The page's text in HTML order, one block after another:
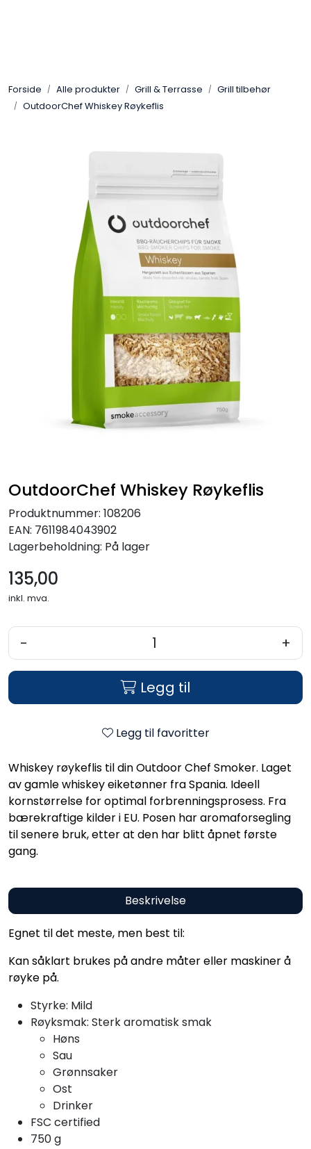
Forside Alle produkter Grill & Terrasse
Grill tilbehør
OutdoorChef Whiskey Røykeflis
OutdoorChef Whiskey Røykeflis
Produktnummer: 108206
EAN: 7611984043902
Lagerbeholdning: På lager
135,00
inkl. mva.
- +
Legg til
Legg til favoritter
Whiskey røykeflis til din Outdoor Chef Smoker. Laget
av gamle whiskey eiketønner fra Spania. Ideell
kornstørrelse for optimal forbrenningsprosess. Fra
bærekraftige kilder i EU. Posen har aromaforsegling
til senere bruk, etter at den har blitt åpnet første
gang.
Beskrivelse
Egnet til det meste, men best til:
Kan såklart brukes på andre måter eller maskiner å
røyke på.
Styrke: Mild
Røyksmak: Sterk aromatisk smak
Høns
Sau
Grønnsaker
Ost
Drinker
FSC certified
750 g
Koblingsmatriell
Marine & Caravan
Alarm/Sikkerhet
Oppvarming
Verktøy for tak
Alle produkter